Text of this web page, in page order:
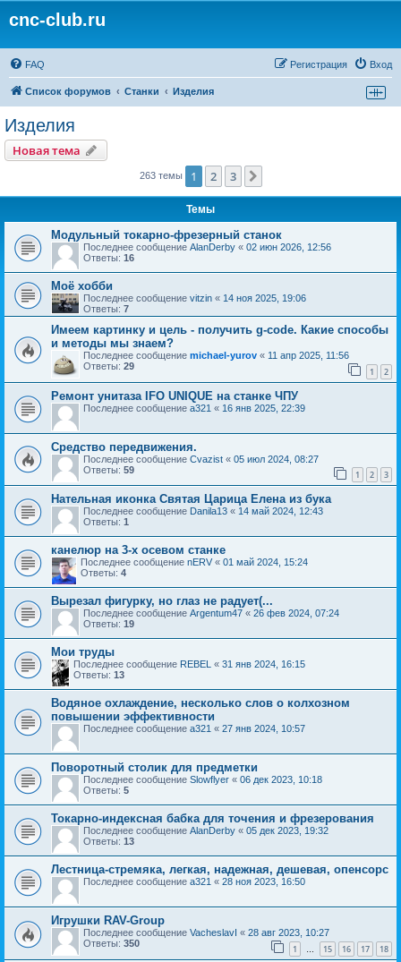
cnc-club.ru
FAQ Вход
Регистрация
Список форумов Станки Изделия
Изделия
Новая тема
263 темы 1 2 3
Темы
Модульный токарно-фрезерный станок
Последнее сообщение AlanDerby « 02 июн 2026, 12:56
Ответы: 16
Моё хобби
Последнее сообщение vitzin « 14 ноя 2025, 19:06
Ответы: 7
Имеем картинку и цель - получить g-code. Какие способы
и методы мы знаем?
Последнее сообщение michael-yurov « 11 апр 2025, 11:56
Ответы: 29 1 2
Ремонт унитаза IFO UNIQUE на станке ЧПУ
Последнее сообщение a321 « 16 янв 2025, 22:39
Средство передвижения.
Последнее сообщение Cvazist « 05 июл 2024, 08:27
Ответы: 59 1 2 3
Нательная иконка Святая Царица Елена из бука
Последнее сообщение Danila13 « 14 май 2024, 12:43
Ответы: 1
канелюр на 3-х осевом станке
Последнее сообщение nERV « 01 май 2024, 15:24
Ответы: 4
Вырезал фигурку, но глаз не радует(...
Последнее сообщение Argentum47 « 26 фев 2024, 07:24
Ответы: 19
Мои труды
Последнее сообщение REBEL « 31 янв 2024, 16:15
Ответы: 13
Водяное охлаждение, несколько слов о колхозном
повышении эффективности
Последнее сообщение a321 « 27 янв 2024, 10:57
Поворотный столик для предметки
Последнее сообщение Slowflyer « 06 дек 2023, 10:18
Ответы: 5
Токарно-индексная бабка для точения и фрезерования
Последнее сообщение AlanDerby « 05 дек 2023, 19:32
Ответы: 13
Лестница-стремяка, легкая, надежная, дешевая, опенсорс
Последнее сообщение a321 « 28 ноя 2023, 16:50
Игрушки RAV-Group
Последнее сообщение VacheslavI « 28 авг 2023, 10:27
Ответы: 350 1 … 15 16 17 18